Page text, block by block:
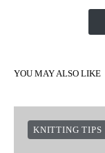
YOU MAY ALSO LIKE
KNITTING TIPS